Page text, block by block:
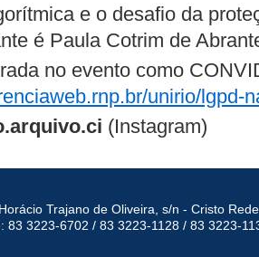
e o desafio da
é Paula Cotrim de
no evento como
unirio/lgpd-
(Instagram)
Trajano de Oliveira, s/n - Cristo
83 3223-6702 / 83 3223-1128 / 83 3223-